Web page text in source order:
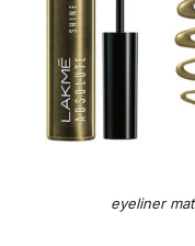
eyeliner